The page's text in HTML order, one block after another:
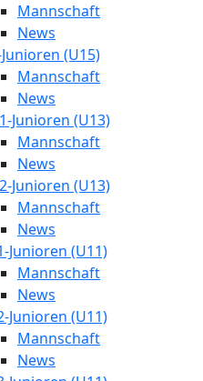
Mannschaft
News
Junioren (U15)
Mannschaft
News
Junioren (U13)
Mannschaft
News
Junioren (U13)
Mannschaft
News
Junioren (U11)
Mannschaft
News
Junioren (U11)
Mannschaft
News